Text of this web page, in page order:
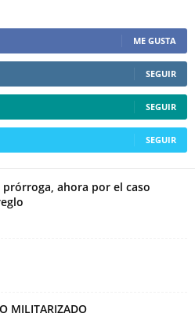
ME GUSTA
SEGUIR
SEGUIR
SEGUIR
ahora por el caso
MILITARIZADO